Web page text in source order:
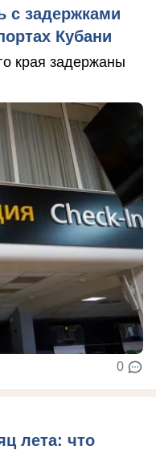
с задержками
Кубани
края задержаны
0
лета: что